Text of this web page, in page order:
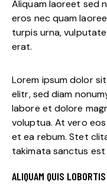
Aliquam laoreet sed
eros nec quam
turpis urna,
erat.
Lorem ipsum dolor
elitr, sed diam
labore et dolore
voluptua. At vero
et ea rebum. Stet
takimata sanctus
ALIQUAM QUIS LOBORTIS